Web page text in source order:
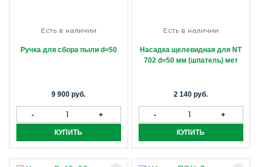
Есть в наличии
Ручка для сбора пыли d=50
9 900 руб.
Есть в наличии
Насадка щелевидная для NT
702 d=50 мм (шпатель) мет
2 140 руб.